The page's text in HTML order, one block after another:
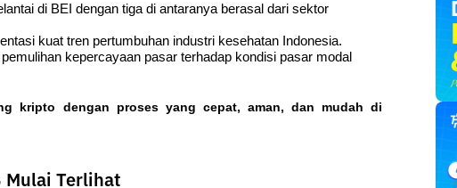
di BEI dengan tiga di antaranya berasal dari sektor
kuat tren pertumbuhan industri kesehatan Indonesia.
kepercayaan pasar terhadap kondisi pasar modal
kripto dengan proses yang cepat, aman, dan mudah di
Mulai Terlihat